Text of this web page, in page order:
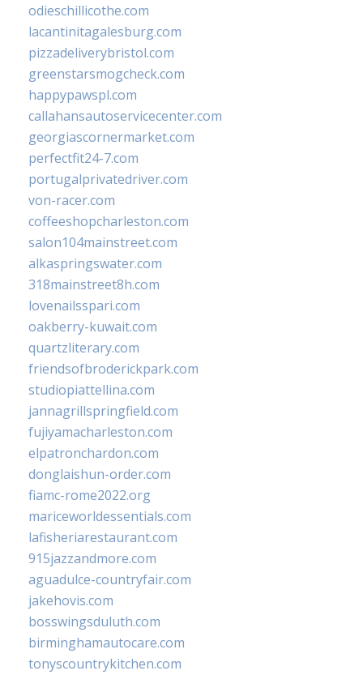
odieschillicothe.com
lacantinitagalesburg.com
pizzadeliverybristol.com
greenstarsmogcheck.com
happypawspl.com
callahansautoservicecenter.com
georgiascornermarket.com
perfectfit24-7.com
portugalprivatedriver.com
von-racer.com
coffeeshopcharleston.com
salon104mainstreet.com
alkaspringswater.com
318mainstreet8h.com
lovenailsspari.com
oakberry-kuwait.com
quartzliterary.com
friendsofbroderickpark.com
studiopiattellina.com
jannagrillspringfield.com
fujiyamacharleston.com
elpatronchardon.com
donglaishun-order.com
fiamc-rome2022.org
mariceworldessentials.com
lafisheriarestaurant.com
915jazzandmore.com
aguadulce-countryfair.com
jakehovis.com
bosswingsduluth.com
birminghamautocare.com
tonyscountrykitchen.com